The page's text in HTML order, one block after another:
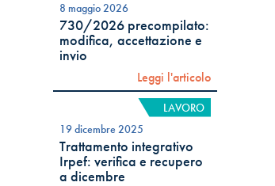
8 maggio 2026
730/2026 precompilato:
modifica, accettazione e
invio
Leggi l'articolo
LAVORO
19 dicembre 2025
Trattamento integrativo
Irpef: verifica e recupero
a dicembre